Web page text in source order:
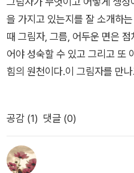
이지만 권위를 받아들이는 것
요소들을 이 역설저인 방식으로
하고 새로운 가능성들이 펼쳐진
말하지 말자. 이 대극적인 것들
세속적이고 다른 쪽은 종교적
두 신의 진실을 나타내는 것이
해야 한다.'(109쪽)5.이 책을 소
니다.
을 가지고 있는지를 잘 소개하
때 그림자, 그름, 어두운 면은
어야 성숙할 수 있고 그리고 또
힘의 원천이다.이 그림자를 만
를 어떻게 다루어야 할지에 대
나에게 좋은 시작이 될 것 같다.
공감 (1) 댓글 (0)